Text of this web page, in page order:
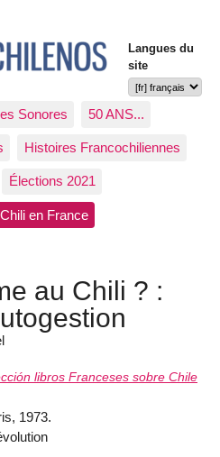
Langues du
site
Sonores 50 ANS...
Histoires Francochiliennes
Élections 2021
en France
au Chili ? :
libros Franceses sobre Chile
1973.